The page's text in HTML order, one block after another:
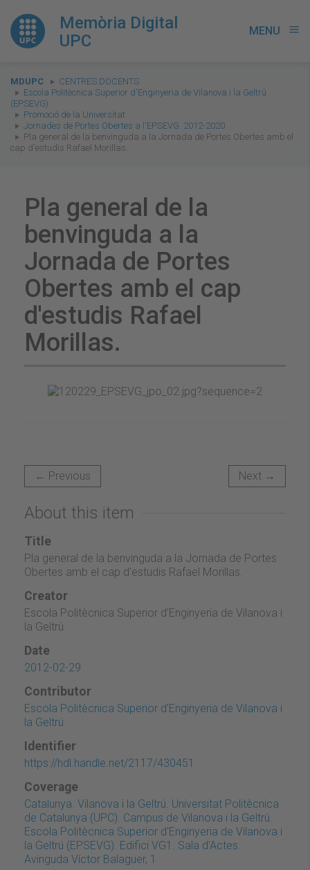
Memòria Digital
UPC
MENU menu
You
are
here:
MDUPC
CENTRES DOCENTS
Escola Politècnica Superior d'Enginyeria de Vilanova i la Geltrú
(EPSEVG)
Promoció de la Universitat
Jornades de Portes Obertes a l'EPSEVG. 2012-2020
Pla general de la benvinguda a la Jornada de Portes Obertes amb el
cap d'estudis Rafael Morillas.
Pla general de la
benvinguda a la
Jornada de Portes
Obertes amb el cap
d'estudis Rafael
Morillas.
← Previous Next →
About this item
Title
Pla general de la benvinguda a la Jornada de Portes
Obertes amb el cap d'estudis Rafael Morillas.
Creator
Escola Politècnica Superior d'Enginyeria de Vilanova i
la Geltrú
Date
2012-02-29
Contributor
Escola Politècnica Superior d'Enginyeria de Vilanova i
la Geltrú
Identifier
https://hdl.handle.net/2117/430451
Coverage
Catalunya. Vilanova i la Geltrú. Universitat Politècnica
de Catalunya (UPC). Campus de Vilanova i la Geltrú.
Escola Politècnica Superior d'Enginyeria de Vilanova i
la Geltrú (EPSEVG). Edifici VG1. Sala d'Actes.
Avinguda Víctor Balaguer, 1